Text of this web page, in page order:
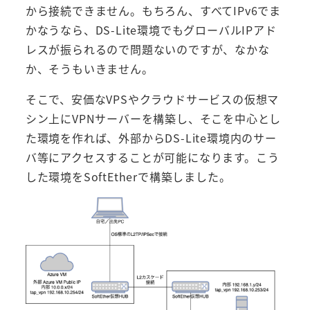
から接続できません。もちろん、すべてIPv6でま
かなうなら、DS-Lite環境でもグローバルIPアド
レスが振られるので問題ないのですが、なかな
か、そうもいきません。
そこで、安価なVPSやクラウドサービスの仮想マ
シン上にVPNサーバーを構築し、そこを中心とし
た環境を作れば、外部からDS-Lite環境内のサー
バ等にアクセスすることが可能になります。こう
した環境をSoftEtherで構築しました。